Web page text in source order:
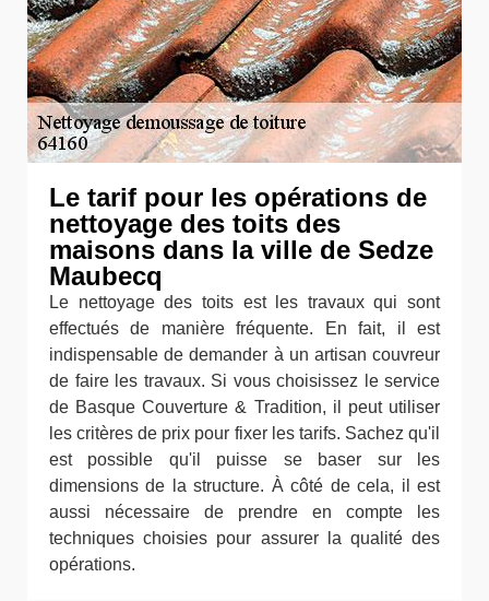
Le tarif pour les opérations de
nettoyage des toits des
maisons dans la ville de Sedze
Maubecq
Le nettoyage des toits est les travaux qui sont
effectués de manière fréquente. En fait, il est
indispensable de demander à un artisan couvreur
de faire les travaux. Si vous choisissez le service
de Basque Couverture & Tradition, il peut utiliser
les critères de prix pour fixer les tarifs. Sachez qu'il
est possible qu'il puisse se baser sur les
dimensions de la structure. À côté de cela, il est
aussi nécessaire de prendre en compte les
techniques choisies pour assurer la qualité des
opérations.